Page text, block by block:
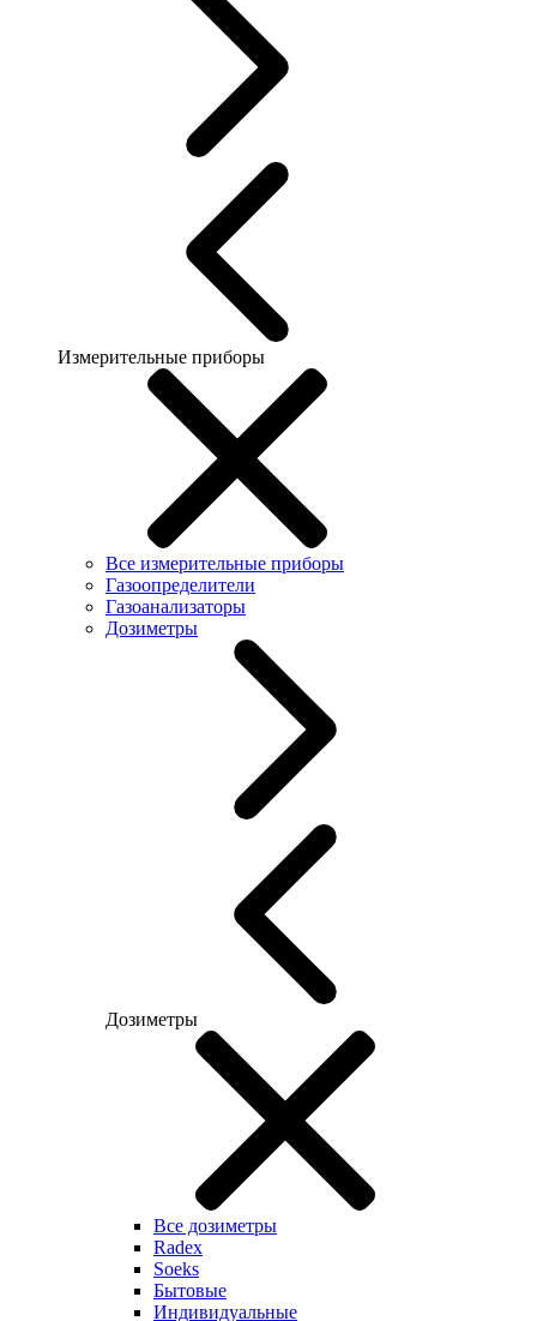
Измерительные приборы
Все измерительные приборы
Газоопределители
Газоанализаторы
Дозиметры
Дозиметры
Все дозиметры
Radex
Soeks
Бытовые
Индивидуальные